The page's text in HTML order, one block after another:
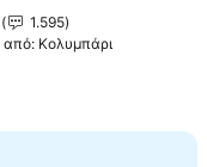
1.595
από: Κολυμπάρι